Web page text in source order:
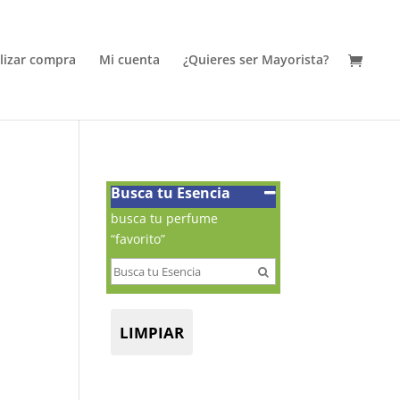
compra Mi cuenta ¿Quieres ser Mayorista?
Busca tu Esencia
busca tu perfume
“favorito”
LIMPIAR